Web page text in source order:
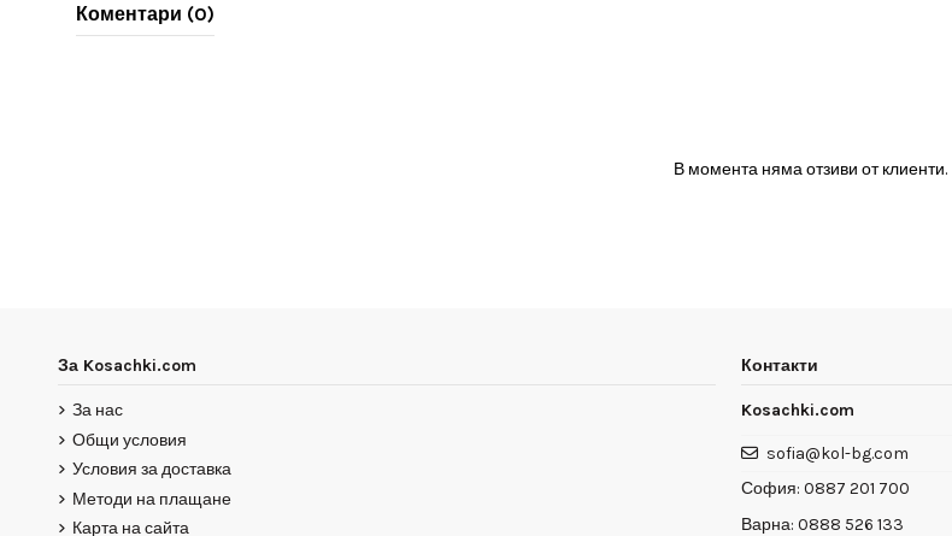
Коментари (0)
В момента няма отзиви от клиенти.
За Kosachki.com
За нас
Общи условия
Условия за доставка
Методи на плащане
Карта на сайта
Контакти
Kosachki.com
sofia@kol-bg.com
София: 0887 201 700
Варна: 0888 526 133